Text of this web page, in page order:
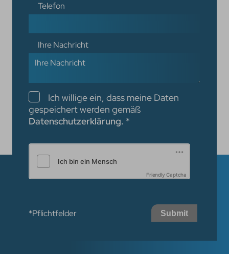
Telefon
Ihre Nachricht
Checkboxen
Ich willige ein, dass meine Daten
gespeichert werden gemäß
Datenschutzerklärung. *
Friendly Captcha
*Pflichtfelder Submit